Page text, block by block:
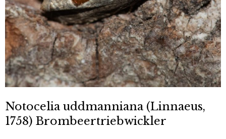
Notocelia uddmanniana (Linnaeus,
1758) Brombeertriebwickler